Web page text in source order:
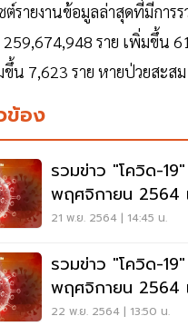
ต์รายงานข้อมูลล่าสุดที่มีกา
ราย เพิ่มขึ้น
น 7,623 ราย หายป่วยสะส
ข้อง
รวมข่าว "โควิด-
พฤศจิกายน 2564
ล่าสุด
21 พ.ย. 2564 | 14:45 น.
รวมข่าว "โควิด-
พฤศจิกายน 2564
ล่าสุด
22 พ.ย. 2564 | 13:50 น.